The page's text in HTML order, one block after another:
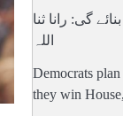
گی: رانا ثنا
اللہ
Democrats
they win